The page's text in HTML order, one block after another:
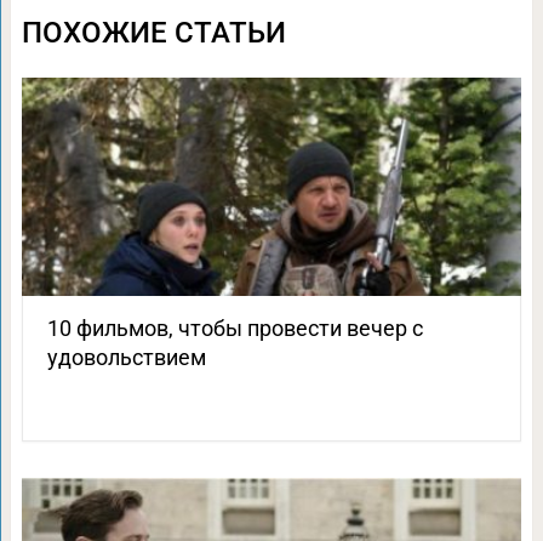
ПОХОЖИЕ СТАТЬИ
10 фильмов, чтобы провести вечер с
удовольствием